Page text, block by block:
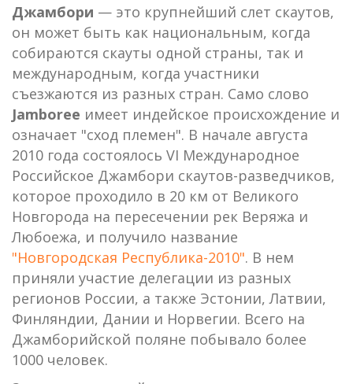
Джамбори — это крупнейший слет скаутов,
он может быть как национальным, когда
собираются скауты одной страны, так и
международным, когда участники
съезжаются из разных стран. Само слово
Jamboree имеет индейское происхождение и
означает "сход племен". В начале августа
2010 года состоялось VI Международное
Российское Джамбори скаутов-разведчиков,
которое проходило в 20 км от Великого
Новгорода на пересечении рек Веряжа и
Любоежа, и получило название
"Новгородская Республика-2010". В нем
приняли участие делегации из разных
регионов России, а также Эстонии, Латвии,
Финляндии, Дании и Норвегии. Всего на
Джамборийской поляне побывало более
1000 человек.